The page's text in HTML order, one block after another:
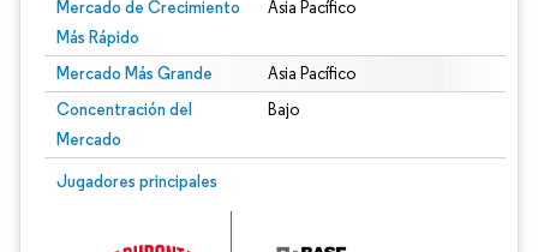
Mercado de Crecimiento
Más Rápido
Asia Pacífico
Mercado Más Grande Asia Pacífico
Concentración del
Mercado
Bajo
Jugadores principales